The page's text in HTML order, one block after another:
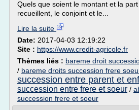
Quels que soient le montant et la
recueillent, le conjoint et le...
Lire la suite
Date: 2017-04-03 12:19:22
Site : https://www.credit-agricole.fr
Thèmes liés : bareme droit
/ bareme droits succession frere
succession entre parent et
succession entre frere et soeur /
succession frere et soeur